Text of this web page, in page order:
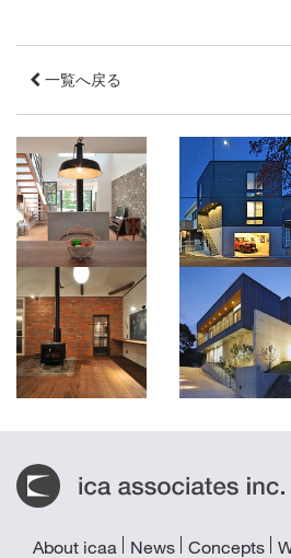
一覧へ戻る
chimchim
東京都町田市
法王町の家
愛知県名古屋市
区
暖を囲む家
愛知県東海市
有松の家
名古屋市緑区
About icaa News Concepts